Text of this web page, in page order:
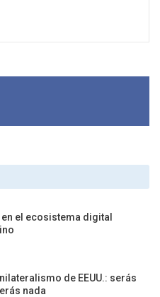
el ecosistema digital
de EEUU.: serás
nada